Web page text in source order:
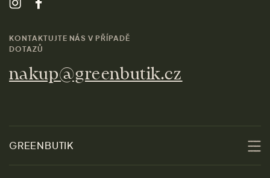
KONTAKTUJTE NÁS V PŘÍPADĚ
DOTAZŮ
nakup@greenbutik.cz
GREENBUTIK